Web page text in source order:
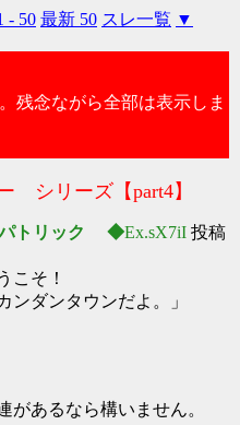
- 50 最新 50 スレ一覧 ▼
残念ながら全部は表示しま
シリーズ【part4】
パトリック ◆Ex.sX7iI 投稿
こそ！
ンダンタウンだよ。」
があるなら構いません。